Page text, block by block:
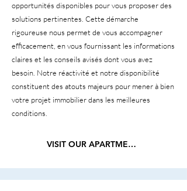
opportunités disponibles pour vous proposer des
solutions pertinentes. Cette démarche
rigoureuse nous permet de vous accompagner
efficacement, en vous fournissant les informations
claires et les conseils avisés dont vous avez
besoin. Notre réactivité et notre disponibilité
constituent des atouts majeurs pour mener à bien
votre projet immobilier dans les meilleures
conditions.
VISIT OUR APARTMENTS